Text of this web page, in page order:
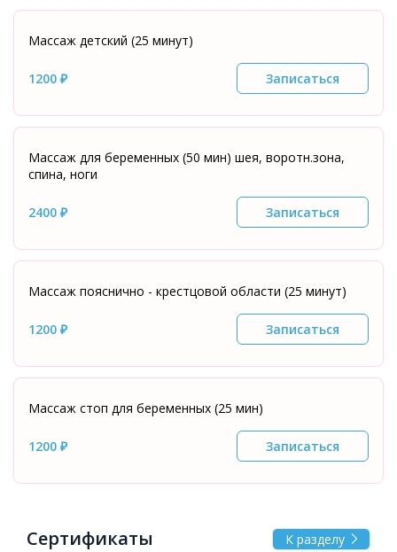
Массаж детский (25 минут)
1200 ₽ Записаться
Массаж для беременных (50 мин) шея, воротн.зона,
спина, ноги
2400 ₽ Записаться
Массаж пояснично - крестцовой области (25 минут)
1200 ₽ Записаться
Массаж стоп для беременных (25 мин)
1200 ₽ Записаться
Сертификаты К разделу